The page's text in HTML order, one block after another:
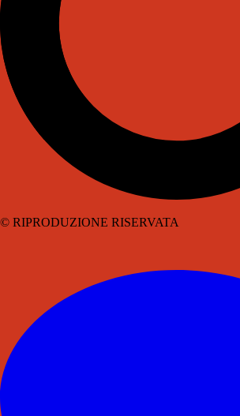
© RIPRODUZIONE RISERVATA